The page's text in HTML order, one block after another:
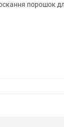
порошок